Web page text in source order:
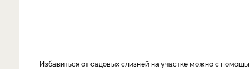
избавиться от садовых слизней на участке можно с